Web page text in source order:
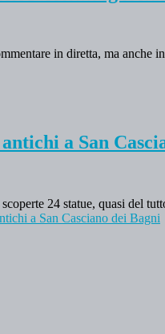
in diretta, ma
a San
24 statue, quasi del
a San Casciano dei Bagni